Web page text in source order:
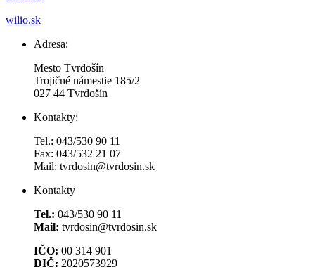
wilio.sk
Adresa:
Mesto Tvrdošín
Trojičné námestie 185/2
027 44 Tvrdošín
Kontakty:
Tel.: 043/530 90 11
Fax: 043/532 21 07
Mail: tvrdosin@tvrdosin.sk
Kontakty
Tel.: 043/530 90 11
Mail: tvrdosin@tvrdosin.sk
IČO: 00 314 901
DIČ: 2020573929